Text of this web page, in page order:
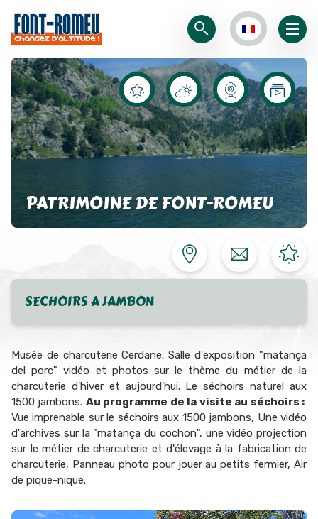
PATRIMOINE DE FONT-ROMEU
SECHOIRS A JAMBON
Musée de charcuterie Cerdane. Salle d'exposition "matança
del porc" vidéo et photos sur le thème du métier de la
charcuterie d'hiver et aujourd'hui. Le séchoirs naturel aux
1500 jambons. Au programme de la visite au séchoirs :
Vue imprenable sur le séchoirs aux 1500 jambons, Une vidéo
d'archives sur la "matança du cochon", une vidéo projection
sur le métier de charcuterie et d'élevage à la fabrication de
charcuterie, Panneau photo pour jouer au petits fermier, Air
de pique-nique.